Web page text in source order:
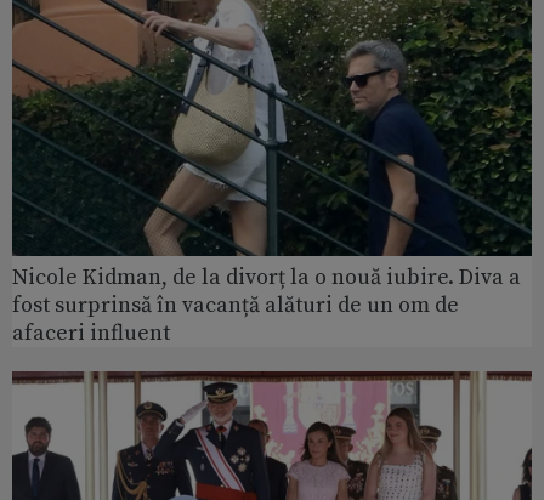
Nicole Kidman, de la divorț la o nouă iubire. Diva a
fost surprinsă în vacanță alături de un om de
afaceri influent